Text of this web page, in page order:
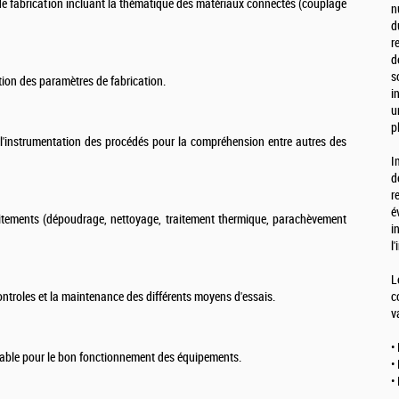
fabrication incluant la thématique des matériaux connectés (couplage
des paramètres de fabrication.
des procédés pour la compréhension entre autres des
(dépoudrage, nettoyage, traitement thermique, parachèvement
et la maintenance des différents moyens d'essais.
pour le bon fonctionnement des équipements.